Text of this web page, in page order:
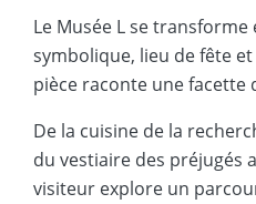
Le Musée L se
symbolique, lieu de fête
pièce raconte une facette
De la cuisine de la
du vestiaire des préjugés
visiteur explore un